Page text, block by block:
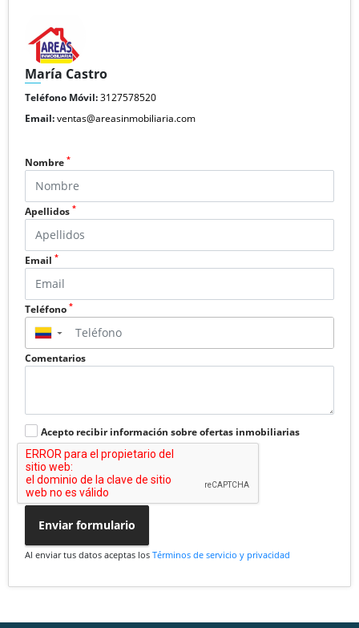
María Castro
Teléfono Móvil:3127578520
Email:ventas@areasinmobiliaria.com
Nombre *
Apellidos *
Email *
Teléfono *
▼
Comentarios
Acepto recibir información sobre ofertas inmobiliarias
Enviar formulario
Al enviar tus datos aceptas los Términos de servicio y privacidad